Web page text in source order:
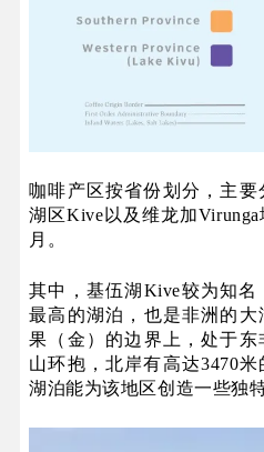
咖啡产区按省份划分，主要
湖区Kive以及维龙加
月。
其中，基伍湖Kive较为知名
最高的湖泊，也是非洲的大
果（金）的边界上，处于
山环抱，北岸有高达3470
湖泊能为该地区创造一些独